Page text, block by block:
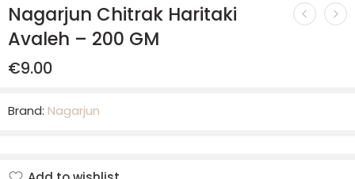
Nagarjun Chitrak Haritaki
Avaleh – 200 GM
€9.00
Brand: Nagarjun